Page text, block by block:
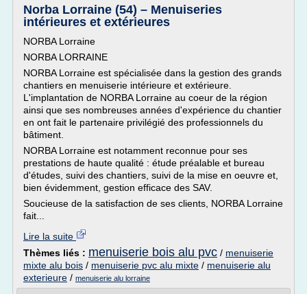
Norba Lorraine (54) – Menuiseries
intérieures et extérieures
NORBA Lorraine
NORBA LORRAINE
NORBA Lorraine est spécialisée dans la gestion des grands
chantiers en menuiserie intérieure et extérieure.
L'implantation de NORBA Lorraine au coeur de la région
ainsi que ses nombreuses années d'expérience du chantier
en ont fait le partenaire privilégié des professionnels du
bâtiment.
NORBA Lorraine est notamment reconnue pour ses
prestations de haute qualité : étude préalable et bureau
d'études, suivi des chantiers, suivi de la mise en oeuvre et,
bien évidemment, gestion efficace des SAV.
Soucieuse de la satisfaction de ses clients, NORBA Lorraine
fait...
Lire la suite
Thèmes liés : menuiserie bois alu pvc / menuiserie
mixte alu bois / menuiserie pvc alu mixte / menuiserie alu
exterieure / menuiserie alu lorraine